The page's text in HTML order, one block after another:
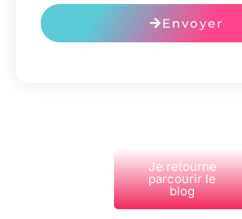
Envoyer
Je retourne
parcourir le
blog